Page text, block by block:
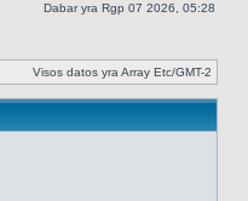
Dabar yra Rgp 07 2026, 05:28
Visos datos yra Array Etc/GMT-2